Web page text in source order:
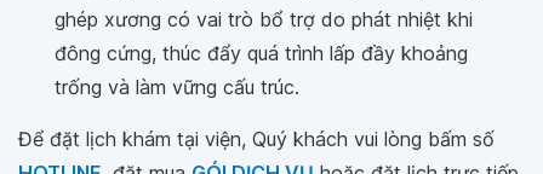
ghép xương có vai trò bổ trợ do phát nhiệt khi
đông cứng, thúc đẩy quá trình lấp đầy khoảng
trống và làm vững cấu trúc.
Để đặt lịch khám tại viện, Quý khách vui lòng bấm số